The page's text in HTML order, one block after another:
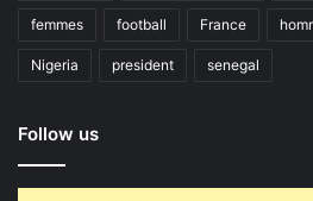
femmes football France
Nigeria president senegal
Follow us